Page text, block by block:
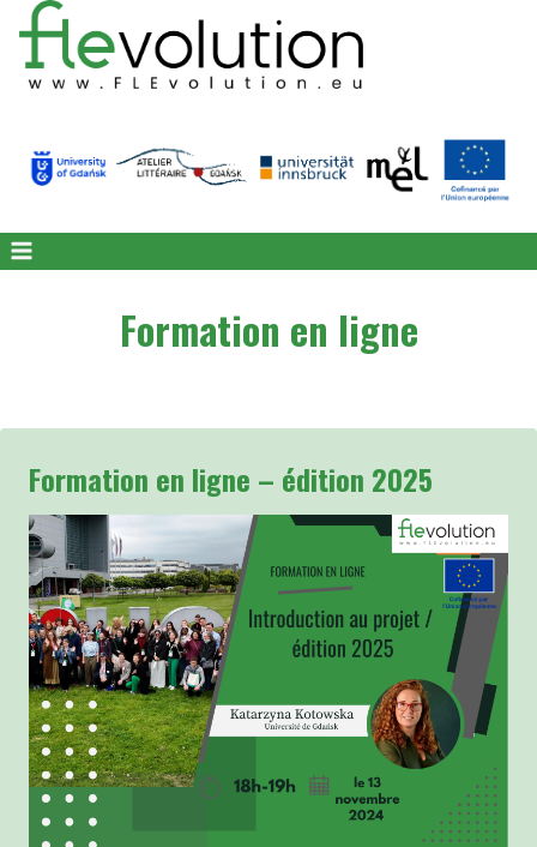
Skip
content
Formation en ligne
Formation en ligne – édition 2025